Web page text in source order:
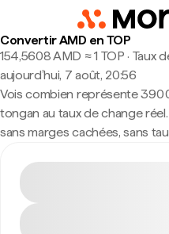
Convertir AMD en TOP
154,5608 AMD ≈ 1 TOP · Taux
aujourd’hui, 7 août, 20:56
Vois combien représente 390
tongan au taux de change
sans marges cachées, sans